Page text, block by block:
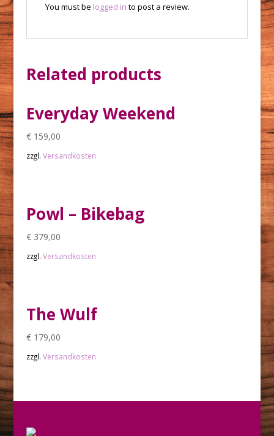
You must be logged in to post a review.
Related products
Everyday Weekend
€159,00
zzgl. Versandkosten
Powl – Bikebag
€379,00
zzgl. Versandkosten
The Wulf
€179,00
zzgl. Versandkosten